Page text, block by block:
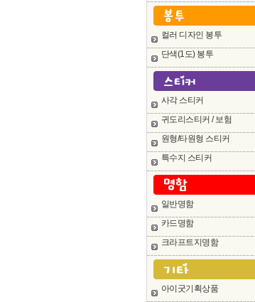
컬러 디자인 봉투
단색(1도) 봉투
사각 스티커
귀도리스티커 / 보험
원형/타원형 스티커
특수지 스티커
일반명함
카드명함
크라프트지명함
아이굿기획상품